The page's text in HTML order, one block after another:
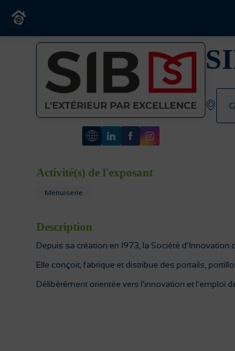
Activité(s) de l'exposant
Menuiserie
Description
Depuis sa création en 1973, la Société
Elle conçoit, fabrique et distribue des portails,
Délibérément orientée vers l'innovation et l'emploi